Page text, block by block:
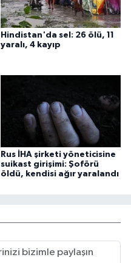
Hindistan'da sel: 26 ölü, 11
yaralı, 4 kayıp
Rus İHA şirketi yöneticisine
suikast girişimi: Şoförü
öldü, kendisi ağır yaralandı